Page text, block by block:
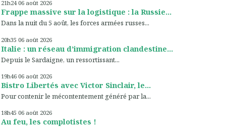
21h24 06 août 2026
Frappe massive sur la logistique : la Russie...
Dans la nuit du 5 août, les forces armées russes...
20h35 06 août 2026
Italie : un réseau d’immigration clandestine...
Depuis le Sardaigne, un ressortissant...
19h46 06 août 2026
Bistro Libertés avec Victor Sinclair, le...
Pour contenir le mécontentement généré par la...
18h45 06 août 2026
Au feu, les complotistes !